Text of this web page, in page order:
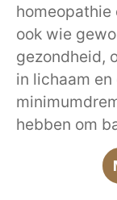
ook wie
gezondheid,
in lichaam
hebben om